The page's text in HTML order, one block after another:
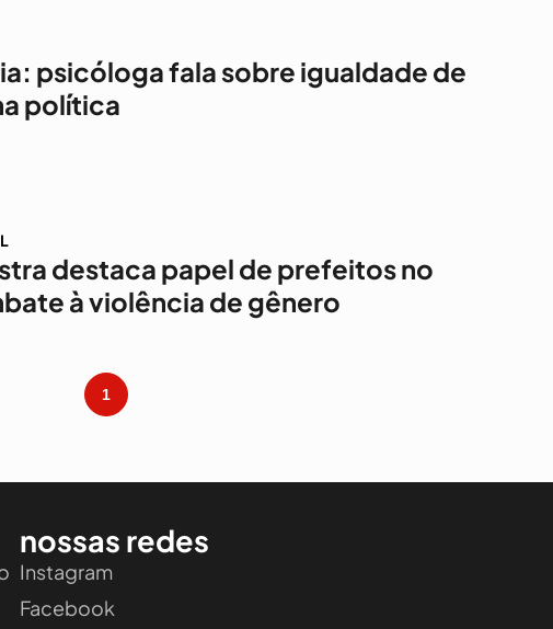
psicóloga fala sobre igualdade de
política
destaca papel de prefeitos no
à violência de gênero
1
nossas redes
Instagram
Facebook